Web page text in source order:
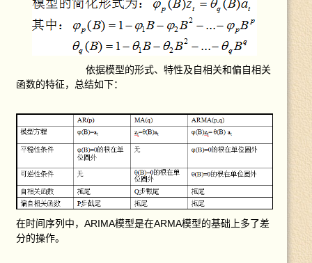
依据模型的形式、特性及自相关和偏自相关
函数的特征，总结如下：
在时间序列中，ARIMA模型是在ARMA模型的基础上多了差
分的操作。